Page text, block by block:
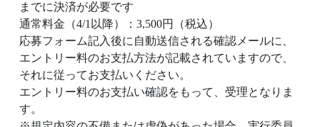
までに決済が必要です
通常料金（4/1以降）：3,500円（税込）
応募フォーム記入後に自動送信される確認メールに、
エントリー料のお支払方法が記載されていますので、
それに従ってお支払いください。
エントリー料のお支払い確認をもって、受理となりま
す。